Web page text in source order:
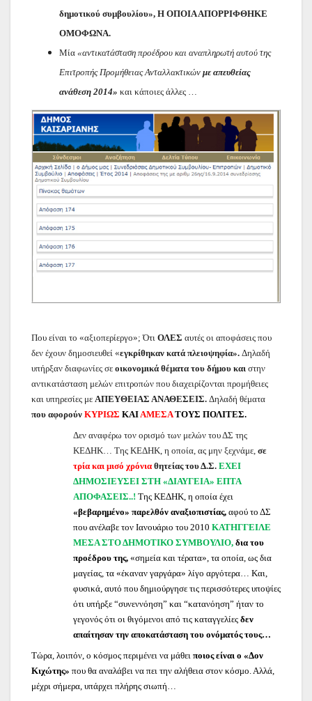
δημοτικού συμβουλίου», Η ΟΠΟΙΑ ΑΠΟΡΡΙΦΘΗΚΕ
ΟΜΟΦΩΝΑ.
Μία «αντικατάσταση προέδρου και αναπληρωτή αυτού της
Επιτροπής Προμήθειας Ανταλλακτικών με απευθείας
ανάθεση 2014» και κάποιες άλλες …
Που είναι το «αξιοπερίεργο»; Ότι ΟΛΕΣ αυτές οι αποφάσεις που
δεν έχουν δημοσιευθεί «εγκρίθηκαν κατά πλειοψηφία». Δηλαδή
υπήρξαν διαφωνίες σε οικονομικά θέματα του δήμου και στην
αντικατάσταση μελών επιτροπών που διαχειρίζονται προμήθειες
και υπηρεσίες με ΑΠΕΥΘΕΙΑΣ ΑΝΑΘΕΣΕΙΣ. Δηλαδή θέματα
που αφορούν ΚΥΡΙΩΣ ΚΑΙΑΜΕΣΑΤΟΥΣ ΠΟΛΙΤΕΣ.
Δεν αναφέρω τον ορισμό των μελών του ΔΣ της
ΚΕΔΗΚ… Της ΚΕΔΗΚ, η οποία, ας μην ξεχνάμε, σε
τρία και μισό χρόνια θητείας του Δ.Σ. ΕΧΕΙ
ΔΗΜΟΣΙΕΥΣΕΙ ΣΤΗ «ΔΙΑΥΓΕΙΑ» ΕΠΤΑ
ΑΠΟΦΑΣΕΙΣ..! Της ΚΕΔΗΚ, η οποία έχει
«βεβαρημένο» παρελθόν αναξιοπιστίας, αφού το ΔΣ
που ανέλαβε τον Ιανουάριο του 2010 ΚΑΤΗΓΓΕΙΛΕ
ΜΕΣΑ ΣΤΟ ΔΗΜΟΤΙΚΟ ΣΥΜΒΟΥΛΙΟ, δια του
προέδρου της, «σημεία και τέρατα», τα οποία, ως δια
μαγείας, τα «έκαναν γαργάρα» λίγο αργότερα… Και,
φυσικά, αυτό που δημιούργησε τις περισσότερες υποψίες
ότι υπήρξε “συνεννόηση” και “κατανόηση” ήταν το
γεγονός ότι οι θιγόμενοι από τις καταγγελίες δεν
απαίτησαν την αποκατάσταση του ονόματός τους…
Τώρα, λοιπόν, ο κόσμος περιμένει να μάθει ποιος είναι ο «Δον
Κιχώτης» που θα αναλάβει να πει την αλήθεια στον κόσμο. Αλλά,
μέχρι σήμερα, υπάρχει πλήρης σιωπή…